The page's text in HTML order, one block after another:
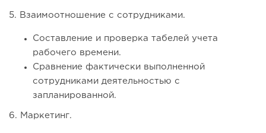
5. Взаимоотношение с сотрудниками.
Составление и проверка табелей учета
рабочего времени.
Сравнение фактически выполненной
сотрудниками деятельностью с
запланированной.
6. Маркетинг.